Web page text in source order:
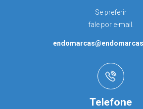
Se preferir
fale por e-mail.
Telefone